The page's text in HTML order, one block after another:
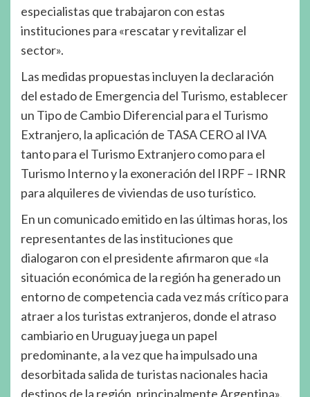
especialistas que trabajaron con estas
instituciones para «rescatar y revitalizar el
sector».
Las medidas propuestas incluyen la declaración
del estado de Emergencia del Turismo, establecer
un Tipo de Cambio Diferencial para el Turismo
Extranjero, la aplicación de TASA CERO al IVA
tanto para el Turismo Extranjero como para el
Turismo Interno y la exoneración del IRPF – IRNR
para alquileres de viviendas de uso turístico.
En un comunicado emitido en las últimas horas, los
representantes de las instituciones que
dialogaron con el presidente afirmaron que «la
situación económica de la región ha generado un
entorno de competencia cada vez más crítico para
atraer a los turistas extranjeros, donde el atraso
cambiario en Uruguay juega un papel
predominante, a la vez que ha impulsado una
desorbitada salida de turistas nacionales hacia
destinos de la región, principalmente Argentina».